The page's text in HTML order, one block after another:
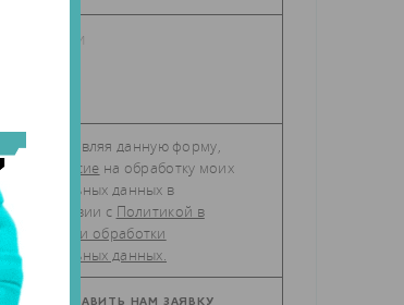
Отправляя данную форму,
согласие
персональных данных в
соответствии с Политикой в
отношении обработки
персональных данных.